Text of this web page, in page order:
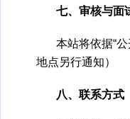
七、审核与面
本站将依据“
地点另行通知）
八、联系方式